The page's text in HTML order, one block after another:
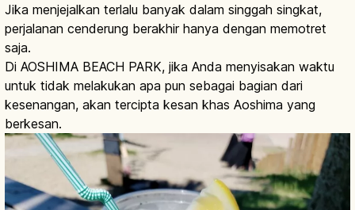
Jika menjejalkan terlalu banyak dalam singgah singkat,
perjalanan cenderung berakhir hanya dengan memotret
saja.
Di AOSHIMA BEACH PARK, jika Anda menyisakan waktu
untuk tidak melakukan apa pun sebagai bagian dari
kesenangan, akan tercipta kesan khas Aoshima yang
berkesan.